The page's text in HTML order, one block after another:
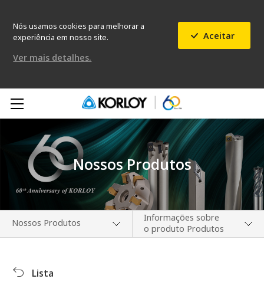
Nós usamos cookies para melhorar a
experiência em nosso site.
Aceitar
Ver mais detalhes.
Nossos Produtos
Nossos Produtos
Nossos Produtos
Informações sobre
o produto Produtos
Lista